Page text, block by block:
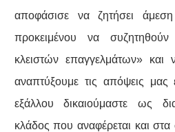
αποφάσισε να ζητήσει
προκειμένου να
κλειστών επαγγελμάτων»
αναπτύξουμε τις απόψεις
εξάλλου δικαιούμαστε ως
κλάδος που αναφέρεται και στα